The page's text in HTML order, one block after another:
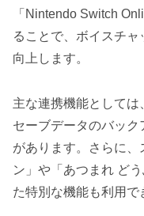
「Nintendo Switch
ることで、ボイスチ
向上します。
主な連携機能としては
セーブデータのバック
があります。さらに
ン」や「あつまれ ど
た特別な機能も利用で